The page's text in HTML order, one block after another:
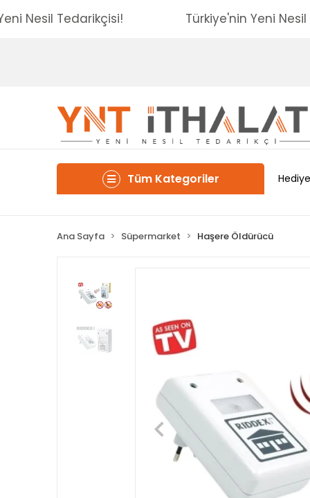
Yeni Nesil Tedarikçisi! Türkiye'nin Yeni
Tüm Kategoriler
Ana Sayfa Süpermarket Haşere Öldürücü